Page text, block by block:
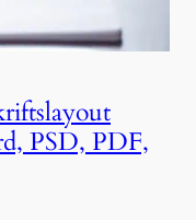
PSD, PDF,